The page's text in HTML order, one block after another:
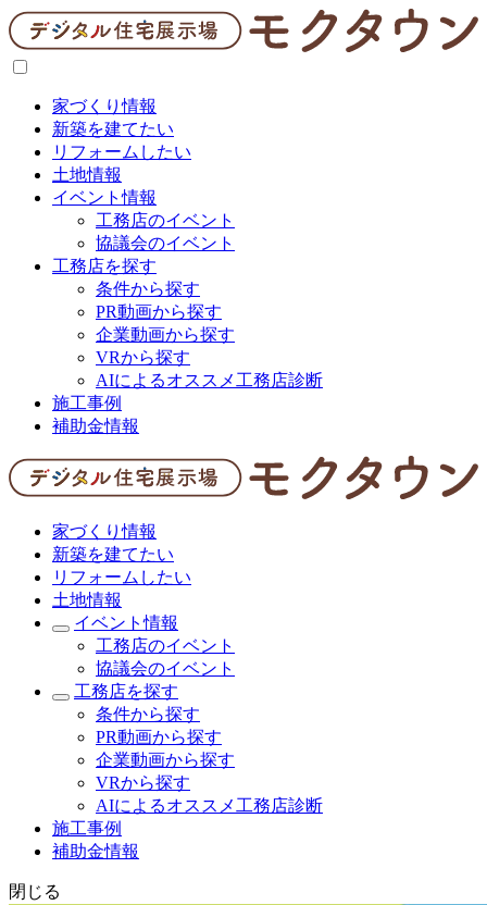
家づくり情報
新築を建てたい
リフォームしたい
土地情報
イベント情報
工務店のイベント
協議会のイベント
工務店を探す
条件から探す
PR動画から探す
企業動画から探す
VRから探す
AIによるオススメ工務店診断
施工事例
補助金情報
家づくり情報
新築を建てたい
リフォームしたい
土地情報
イベント情報
工務店のイベント
協議会のイベント
工務店を探す
条件から探す
PR動画から探す
企業動画から探す
VRから探す
AIによるオススメ工務店診断
施工事例
補助金情報
閉じる